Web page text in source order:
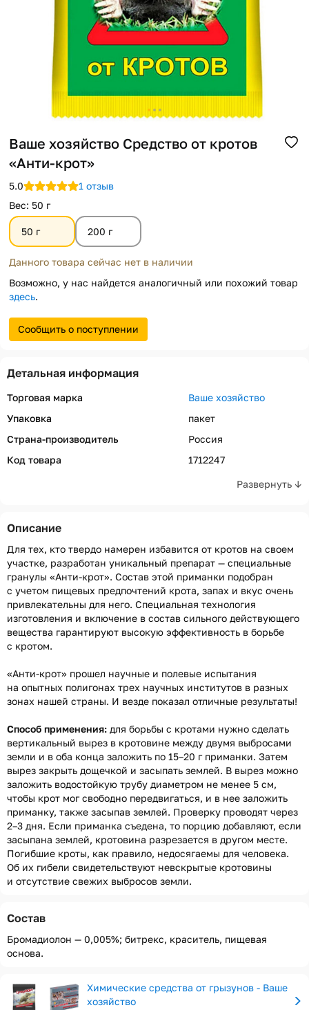
Ваше хозяйство Средство от кротов
«Анти-крот»
5.0
1 отзыв
Вес: 50 г
50 г 200 г
Данного товара сейчас нет в наличии
Возможно, у нас найдется аналогичный или похожий товар
здесь.
Сообщить о поступлении
Детальная информация
Развернуть ↓
Торговая марка
Ваше хозяйство
Упаковка
пакет
Страна-производитель
Россия
Код товара
1712247
Описание
Для тех, кто твердо намерен избавится от кротов на своем
участке, разработан уникальный препарат — специальные
гранулы «Анти-крот». Состав этой приманки подобран
с учетом пищевых предпочтений крота, запах и вкус очень
привлекательны для него. Специальная технология
изготовления и включение в состав сильного действующего
вещества гарантируют высокую эффективность в борьбе
с кротом.
«Анти-крот» прошел научные и полевые испытания
на опытных полигонах трех научных институтов в разных
зонах нашей страны. И везде показал отличные результаты!
Способ применения: для борьбы с кротами нужно сделать
вертикальный вырез в кротовине между двумя выбросами
земли и в оба конца заложить по 15–20 г приманки. Затем
вырез закрыть дощечкой и засыпать землей. В вырез можно
заложить водостойкую трубу диаметром не менее 5 см,
чтобы крот мог свободно передвигаться, и в нее заложить
приманку, также засыпав землей. Проверку проводят через
2–3 дня. Если приманка съедена, то порцию добавляют, если
засыпана землей, кротовина разрезается в другом месте.
Погибшие кроты, как правило, недосягаемы для человека.
Об их гибели свидетельствуют невскрытые кротовины
и отсутствие свежих выбросов земли.
Состав
Бромадиолон — 0,005%; битрекс, краситель, пищевая
основа.
Химические средства от грызунов - Ваше
хозяйство
Способы доставки
Способы оплаты